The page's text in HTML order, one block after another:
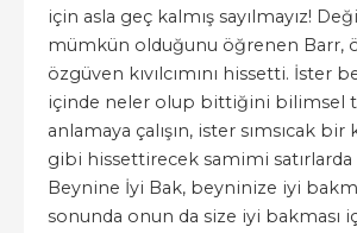
için asla geç kalmış sayılmayız!
mümkün olduğunu öğrenen Barr,
özgüven kıvılcımını hissetti. İster
içinde neler olup bittiğini bilimsel
anlamaya çalışın, ister sımsıcak bir
gibi hissettirecek samimi
Beynine İyi Bak, beyninize iyi
sonunda onun da size iyi bakması